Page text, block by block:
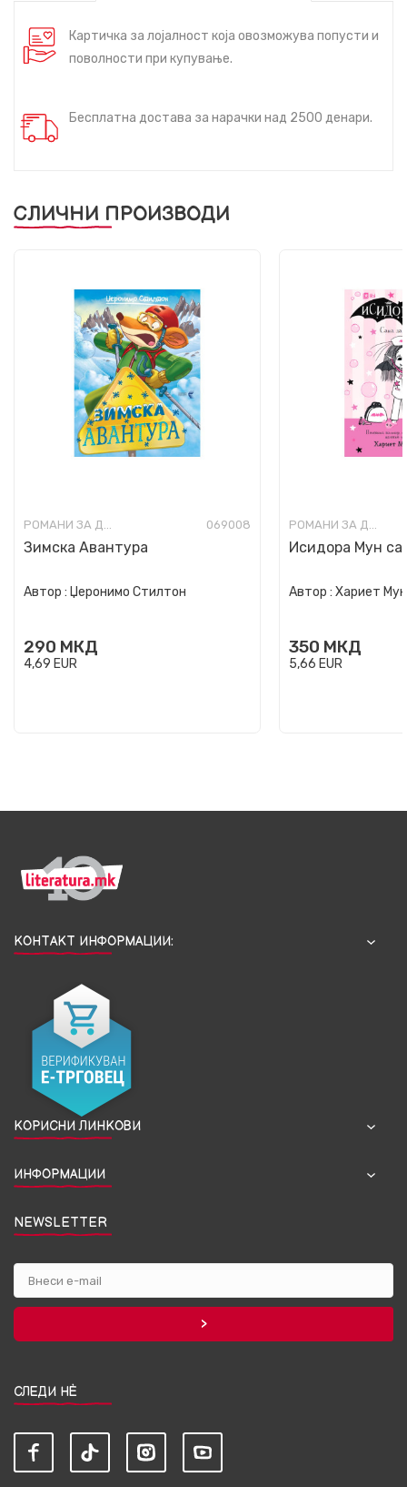
Картичка за лојалност која овозможува попусти и
поволности при купување.
Бесплатна достава за нарачки над 2500 денари.
СЛИЧНИ ПРОИЗВОДИ
РОМАНИ ЗА ДЕЦА 069008
Зимска Авантура
Автор : Џеронимо Стилтон
290 МКД
4,69 EUR
РОМАНИ ЗА ДЕЦА
Исидора Мун
Автор : Хариет
350 МКД
5,66 EUR
КОНТАКТ ИНФОРМАЦИИ:
КОРИСНИ ЛИНКОВИ
ИНФОРМАЦИИ
NEWSLETTER
СЛЕДИ НЀ